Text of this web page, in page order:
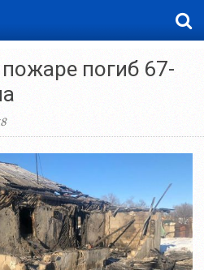
погиб 67-